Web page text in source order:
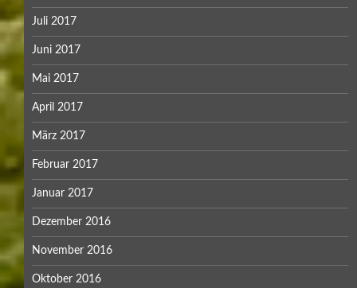
Juli 2017
Juni 2017
Mai 2017
April 2017
März 2017
Februar 2017
Januar 2017
Dezember 2016
November 2016
Oktober 2016